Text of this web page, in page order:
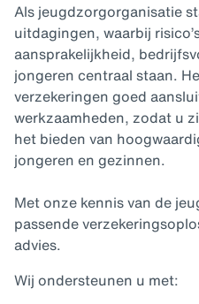
Als jeugdzorgorganisatie
uitdagingen, waarbij
aansprakelijkheid,
jongeren centraal staan.
verzekeringen goed
werkzaamheden, zodat u
het bieden van
jongeren en gezinnen.
Met onze kennis van de
passende
advies.
Wij ondersteunen u met: